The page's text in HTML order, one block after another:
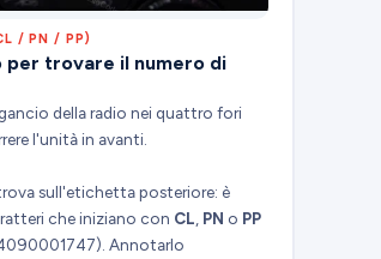
/ PN / PP)
per trovare il numero di
della radio nei quattro fori
l'unità in avanti.
sull'etichetta posteriore: è
che iniziano con CL PN o PP
Annotarlo